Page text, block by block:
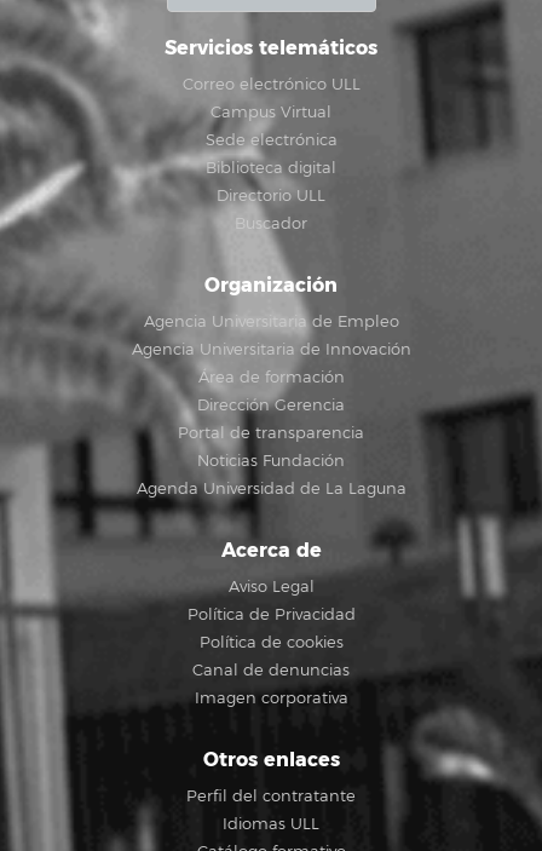
Servicios telemáticos
Correo electrónico ULL
Campus Virtual
Sede electrónica
Biblioteca digital
Directorio ULL
Buscador
Organización
Agencia Universitaria de Empleo
Agencia Universitaria de Innovación
Área de formación
Dirección Gerencia
Portal de transparencia
Noticias Fundación
Agenda Universidad de La Laguna
Acerca de
Aviso Legal
Política de Privacidad
Política de cookies
Canal de denuncias
Imagen corporativa
Otros enlaces
Perfil del contratante
Idiomas ULL